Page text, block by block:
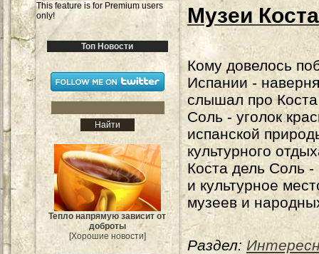
This feature is for Premium users
only!
Топ Новости
Тепло напрямую зависит от
доброты
[Хорошие новости]
Музеи
Кому довелось
Испании -
слышал про
Соль - уголок
испанской
культурного
Коста дель Соль
и культурное
музеев и
Раздел: